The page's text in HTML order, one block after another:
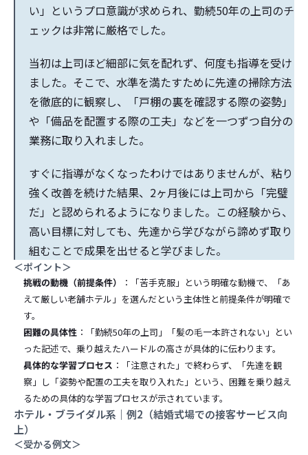
い」というプロ意識が求められ、勤続50年の上司のチ
ェックは非常に厳格でした。
当初は上司ほど細部に気を配れず、何度も指導を受け
ました。そこで、水準を満たすために先達の掃除方法
を徹底的に観察し、「戸棚の裏を確認する際の姿勢」
や「備品を配置する際の工夫」などを一つずつ自分の
業務に取り入れました。
すぐに指導がなくなったわけではありませんが、粘り
強く改善を続けた結果、2ヶ月後には上司から「完璧
だ」と認められるようになりました。この経験から、
高い目標に対しても、先達から学びながら諦めず取り
組むことで成果を出せると学びました。
＜ポイント＞
挑戦の動機（前提条件）
：「苦手克服」という明確な動機で、「あ
えて厳しい老舗ホテル」を選んだという主体性と前提条件が明確で
す。
困難の具体性 ：「勤続50年の上司」「髪の毛一本許されない」とい
った記述で、乗り越えたハードルの高さが具体的に伝わります。
具体的な学習プロセス ：「注意された」で終わらず、「先達を観
察」し「姿勢や配置の工夫を取り入れた」という、困難を乗り越え
るための具体的な学習プロセスが示されています。
ホテル・ブライダル系｜例2（結婚式場での接客サービス向
上）
＜受かる例文＞